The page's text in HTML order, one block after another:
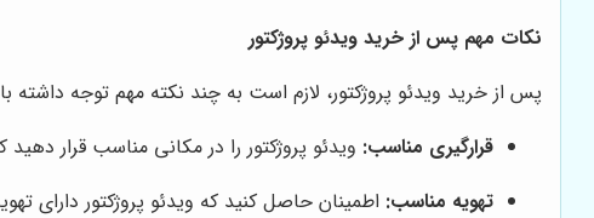
نکات مهم پس از خرید ویدئو پروژکتور
پس از خرید ویدئو پروژکتور، لازم است به چند نکته مهم توجه داشته
قرارگیری مناسب: ویدئو پروژکتور را در مکانی مناسب قرار
تهویه مناسب: اطمینان حاصل کنید که ویدئو پروژکتور